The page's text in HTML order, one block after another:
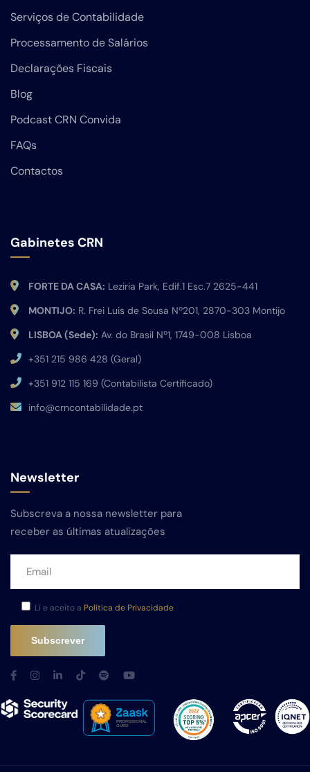
Serviços de Contabilidade
Processamento de Salários
Declarações Fiscais
Blog
Podcast CRN Convida
FAQs
Contactos
Gabinetes CRN
FORTE DA CASA: Leziria Park, Edif.1 Esc.7 2625-441
MONTIJO: R. Frei Luis de Sousa Nº201, 2870-303 Montijo
LISBOA (Sede): Av. do Brasil Nº1, 1749-008 Lisboa
+351 215 986 428 (Geral)
+351 912 115 169 (Contabilista Certificado)
info@crncontabilidade.pt
Newsletter
Subscreva a nossa newsletter para
receber as últimas atualizações
Li e aceito a Política de Privacidade